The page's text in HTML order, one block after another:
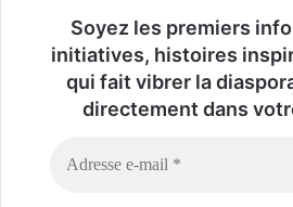
Soyez les premiers
initiatives, histoires
qui fait vibrer la
directement dans